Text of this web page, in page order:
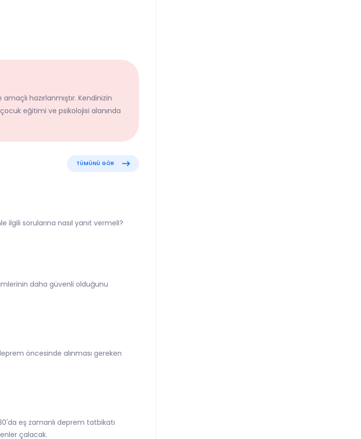
hazırlanmıştır. Kendinizin
eğitimi ve psikolojisi alanında
TÜMÜNÜ GÖR
sorularına nasıl yanıt vermeli?
daha güvenli olduğunu
öncesinde alınması gereken
eş zamanlı deprem tatbikatı
çalacak.